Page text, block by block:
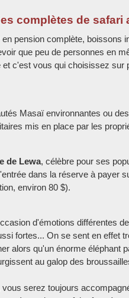
complètes de safari
pension complète, boissons
que peu de personnes en
et c'est vous qui choisissez sur
Masaï environnantes ou
mis en place par les
de Lewa, célèbre pour ses
dans la réserve à payer
environ 80 $).
d'émotions différentes
fortes... On se sent en effet
alors qu'un énorme éléphant
au galop des
serez toujours